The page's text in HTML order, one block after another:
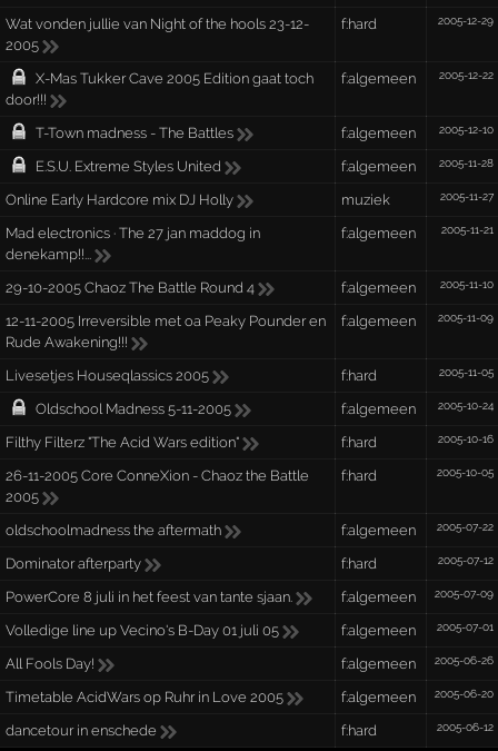
Wat vonden jullie van Night of the hools 23-12-
2005
f:hard 2005-12-29
X-Mas Tukker Cave 2005 Edition gaat toch
door!!!
f:algemeen 2005-12-22
T-Town madness - The Battles f:algemeen 2005-12-10
E.S.U. Extreme Styles United f:algemeen 2005-11-28
Online Early Hardcore mix DJ Holly muziek 2005-11-27
Mad electronics · The 27 jan maddog in
denekamp!!...
f:algemeen 2005-11-21
29-10-2005 Chaoz The Battle Round 4 f:algemeen 2005-11-10
12-11-2005 Irreversible met oa Peaky Pounder en
Rude Awakening!!!
f:algemeen 2005-11-09
Livesetjes Houseqlassics 2005 f:hard 2005-11-05
Oldschool Madness 5-11-2005 f:algemeen 2005-10-24
Filthy Filterz "The Acid Wars edition" f:hard 2005-10-16
26-11-2005 Core ConneXion - Chaoz the Battle
2005
f:hard 2005-10-05
oldschoolmadness the aftermath f:algemeen 2005-07-22
Dominator afterparty f:hard 2005-07-12
PowerCore 8 juli in het feest van tante sjaan. f:algemeen 2005-07-09
Volledige line up Vecino's B-Day 01 juli 05 f:algemeen 2005-07-01
All Fools Day! f:algemeen 2005-06-26
Timetable AcidWars op Ruhr in Love 2005 f:algemeen 2005-06-20
dancetour in enschede f:hard 2005-06-12